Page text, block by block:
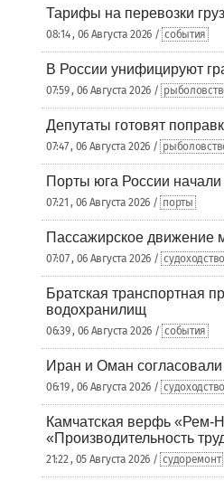
Тарифы на перевозки
08:14 , 06 Августа 2026 / события
В России унифицируют
07:59 , 06 Августа 2026 /
Депутаты готовят
07:47 , 06 Августа 2026 /
Порты юга России начали
07:21 , 06 Августа 2026 / порты
Пассажирское движение
07:07 , 06 Августа 2026 / судоходство
Братская транспортная
водохранилищ
06:39 , 06 Августа 2026 / события
Иран и Оман
06:19 , 06 Августа 2026 / судоходство
Камчатская верфь «Рем-
«Производительность
21:22 , 05 Августа 2026 / судоремонт